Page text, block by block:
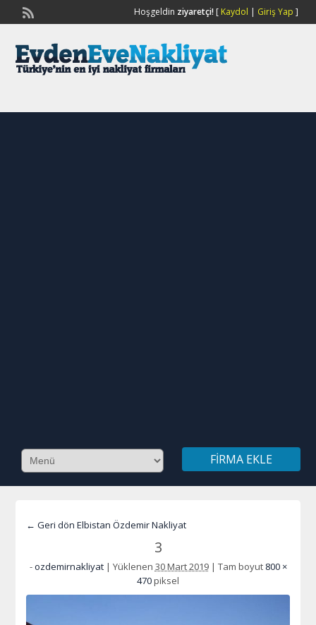
Hoşgeldin ziyaretçi![ Kaydol | Giriş Yap ]
FIRMA EKLE
← Geri dön Elbistan Özdemir Nakliyat
3
-ozdemirnakliyat | Yüklenen 30 Mart 2019 | Tam boyut 800 ×
470piksel